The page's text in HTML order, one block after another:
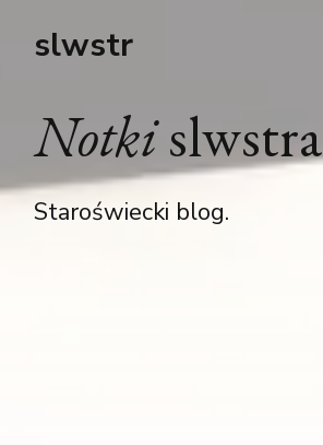
slwstr
Notkislwstra
Staroświecki blog.